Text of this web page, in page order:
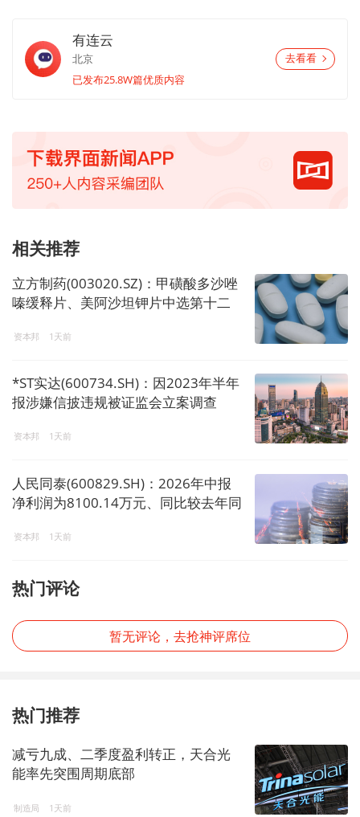
有连云
北京
已发布25.8W篇优质内容
去看看
相关推荐
立方制药(003020.SZ)：甲磺酸多沙唑
嗪缓释片、美阿沙坦钾片中选第十二
资本邦 1天前
*ST实达(600734.SH)：因2023年半年
报涉嫌信披违规被证监会立案调查
资本邦 1天前
人民同泰(600829.SH)：2026年中报
净利润为8100.14万元、同比较去年同
资本邦 1天前
热门评论
暂无评论，去抢神评席位
热门推荐
减亏九成、二季度盈利转正，天合光
能率先突围周期底部
制造局 1天前